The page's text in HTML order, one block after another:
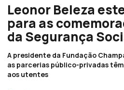
Leonor Beleza
para as
da Segurança
A presidente da Fundação
as parcerias público-privadas
aos utentes